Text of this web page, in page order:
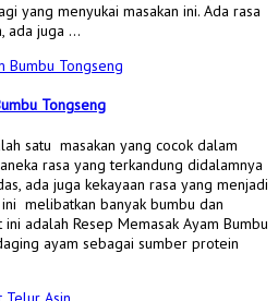
yang menyukai masakan ini. Ada rasa
ada juga …
Tongseng
satu masakan yang cocok dalam
rasa yang terkandung didalamnya
ada juga kekayaan rasa yang menjadi
melibatkan banyak bumbu dan
adalah Resep Memasak Ayam Bumbu
ayam sebagai sumber protein